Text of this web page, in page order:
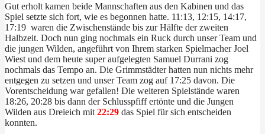
Gut erholt kamen beide Mannschaften aus den Kabinen und das
Spiel setzte sich fort, wie es begonnen hatte. 11:13, 12:15, 14:17,
17:19 waren die Zwischenstände bis zur Hälfte der zweiten
Halbzeit. Doch nun ging nochmals ein Ruck durch unser Team und
die jungen Wilden, angeführt von Ihrem starken Spielmacher Joel
Wiest und dem heute super aufgelegten Samuel Durrani zog
nochmals das Tempo an. Die Grimmstädter hatten nun nichts mehr
entgegen zu setzen und unser Team zog auf 17:25 davon. Die
Vorentscheidung war gefallen! Die weiteren Spielstände waren
18:26, 20:28 bis dann der Schlusspfiff ertönte und die Jungen
Wilden aus Dreieich mit 22:29 das Spiel für sich entscheiden
konnten.